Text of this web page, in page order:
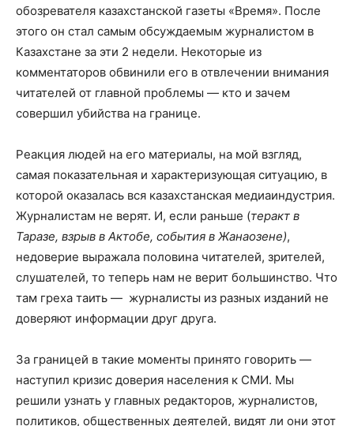
обозревателя казахстанской газеты «Время». После
этого он стал самым обсуждаемым журналистом в
Казахстане за эти 2 недели. Некоторые из
комментаторов обвинили его в отвлечении внимания
читателей от главной проблемы — кто и зачем
совершил убийства на границе.
Реакция людей на его материалы, на мой взгляд,
самая показательная и характеризующая ситуацию, в
которой оказалась вся казахстанская медиаиндустрия.
Журналистам не верят. И, если раньше (теракт в
Таразе, взрыв в Актобе, события в Жанаозене),
недоверие выражала половина читателей, зрителей,
слушателей, то теперь нам не верит большинство. Что
там греха таить — журналисты из разных изданий не
доверяют информации друг друга.
За границей в такие моменты принято говорить —
наступил кризис доверия населения к СМИ. Мы
решили узнать у главных редакторов, журналистов,
политиков, общественных деятелей, видят ли они этот